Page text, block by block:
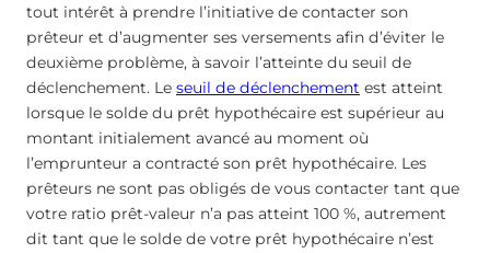
tout intérêt à prendre l’initiative de contacter son
prêteur et d’augmenter ses versements afin d’éviter le
deuxième problème, à savoir l’atteinte du seuil de
déclenchement. Le seuil de déclenchement est atteint
lorsque le solde du prêt hypothécaire est supérieur au
montant initialement avancé au moment où
l’emprunteur a contracté son prêt hypothécaire. Les
prêteurs ne sont pas obligés de vous contacter tant que
votre ratio prêt-valeur n’a pas atteint 100 %, autrement
dit tant que le solde de votre prêt hypothécaire n’est